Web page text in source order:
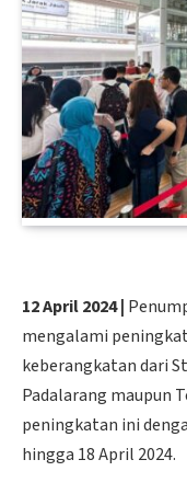
12 April 2024 |
mengalami
keberangkatan dari
Padalarang maupun
peningkatan ini
hingga 18 April 2024.